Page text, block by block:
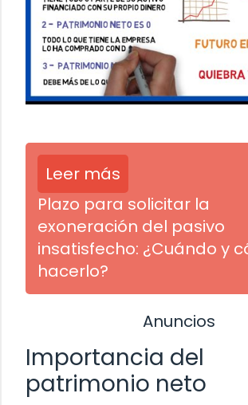
Leer más
Plazo para solicitar la
exoneración del pasivo
insatisfecho: ¿Cuándo y
hacerlo?
Anuncios
Importancia del
patrimonio neto